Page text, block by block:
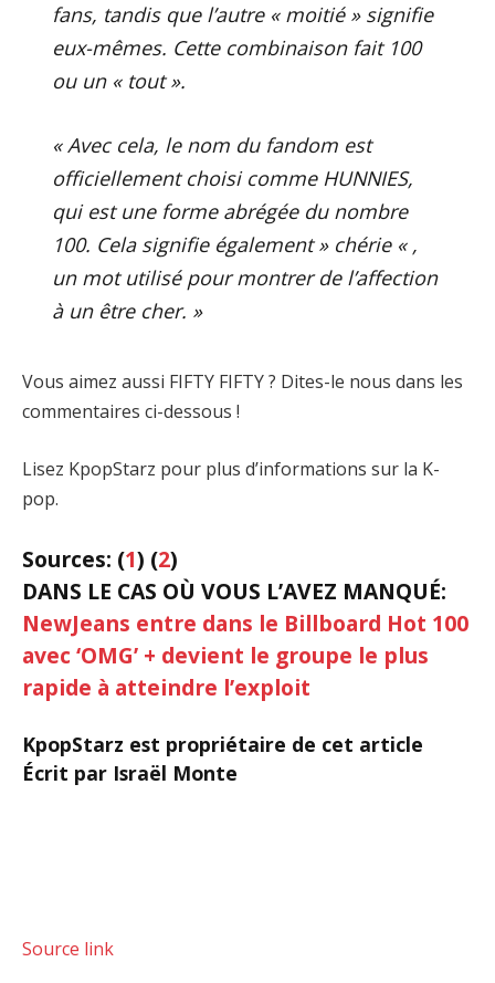
fans, tandis que l’autre « moitié » signifie
eux-mêmes. Cette combinaison fait 100
ou un « tout ».
« Avec cela, le nom du fandom est
officiellement choisi comme HUNNIES,
qui est une forme abrégée du nombre
100. Cela signifie également » chérie « ,
un mot utilisé pour montrer de l’affection
à un être cher. »
Vous aimez aussi FIFTY FIFTY ? Dites-le nous dans les
commentaires ci-dessous !
Lisez KpopStarz pour plus d’informations sur la K-
pop.
Sources: (1) (2)
DANS LE CAS OÙ VOUS L’AVEZ MANQUÉ:
NewJeans entre dans le Billboard Hot 100
avec ‘OMG’ + devient le groupe le plus
rapide à atteindre l’exploit
KpopStarz est propriétaire de cet article
Écrit par Israël Monte
Source link